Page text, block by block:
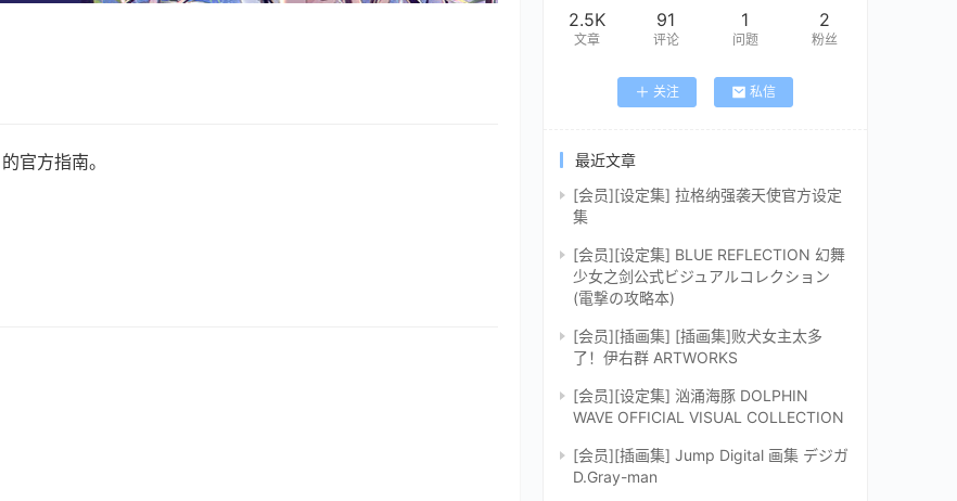
的官方指南。
2.5K
文章
91
评论
1
问题
2
粉丝
关注 私信
最近文章
[会员][设定集] 拉格纳强袭天使官方设定
集
[会员][设定集] BLUE REFLECTION 幻舞
少女之剑公式ビジュアルコレクション
(電撃の攻略本)
[会员][插画集] [插画集]败犬女主太多
了！伊右群 ARTWORKS
[会员][设定集] 汹涌海豚 DOLPHIN
WAVE OFFICIAL VISUAL COLLECTION
[会员][插画集] Jump Digital 画集 デジガ
D.Gray-man